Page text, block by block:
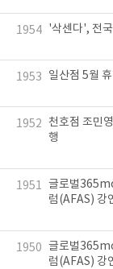
1954 '삭센다', 전
1953 일산점 5월
1952
천호점 조민
행
1951 글로벌
럼(AFAS) 강
1950 글로벌
럼(AFAS) 강